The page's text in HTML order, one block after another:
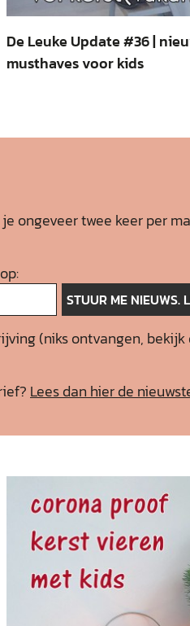
De Leuke Update #36 |
musthaves voor kids
ongeveer twee keer per
(niks ontvangen, bekijk
Lees dan hier de